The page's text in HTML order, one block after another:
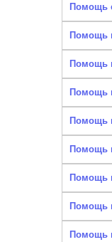
Помощь
Помощь
Помощь
Помощь
Помощь
Помощь
Помощь
Помощь
Помощь